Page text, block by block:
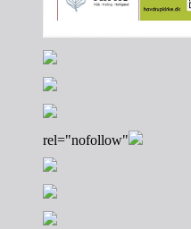
rel="nofollow"